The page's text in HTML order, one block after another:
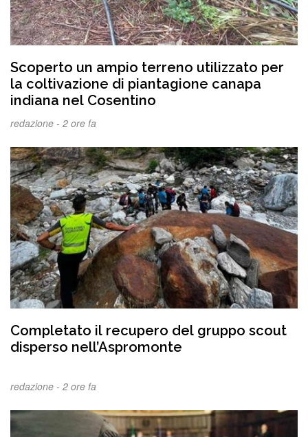
Scoperto un ampio terreno utilizzato per
la coltivazione di piantagione canapa
indiana nel Cosentino
redazione - 2 ore fa
Completato il recupero del gruppo scout
disperso nell’Aspromonte
redazione - 2 ore fa